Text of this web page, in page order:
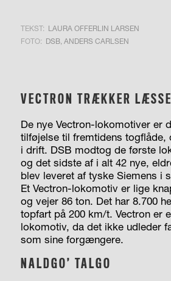
TEKST: LAURA OFFERLIN LARSEN
FOTO: DSB, ANDERS CARLSEN
VECTRON TRÆKKER
De nye Vectron-lokomotiver er
tilføjelse til fremtidens togflåde,
i drift. DSB modtog de første
og det sidste af i alt 42 nye,
blev leveret af tyske Siemens i
Et Vectron-lokomotiv er lige
og vejer 86 ton. Det har 8.700
topfart på 200 km/t. Vectron er
lokomotiv, da det ikke udleder
som sine forgængere.
NALDGO’ TALGO